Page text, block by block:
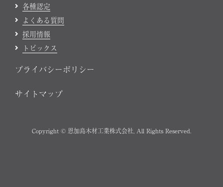
各種認定
よくある質問
採用情報
トピックス
プライバシーポリシー
サイトマップ
Copyright © 恩加島木材工業株式会社, All Rights Reserved.